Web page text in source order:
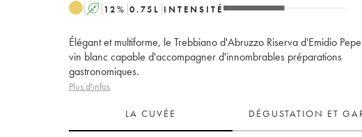
A 12% 0.75 L INTENSITÉ
Élégant et multiforme, le Trebbiano d'Abruzzo Riserva d'Emidio
vin blanc capable d'accompagner d'innombrables préparations
gastronomiques.
Plus d'infos
LA CUVÉE DÉGUSTATION ET